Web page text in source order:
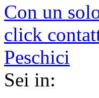
Con un
click
Peschici
Sei in: